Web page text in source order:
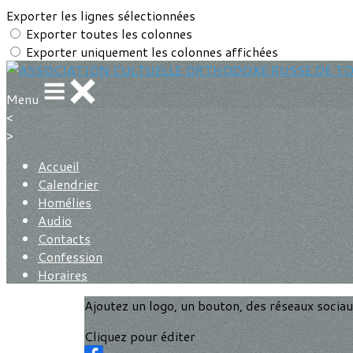
Exporter les lignes sélectionnées
Exporter toutes les colonnes
Exporter uniquement les colonnes affichées
Menu
<
>
Accueil
Calendrier
Homélies
Audio
Contacts
Confession
Horaires
Ajoutez un logo, un bouton, des réseaux
Cliquez pour éditer